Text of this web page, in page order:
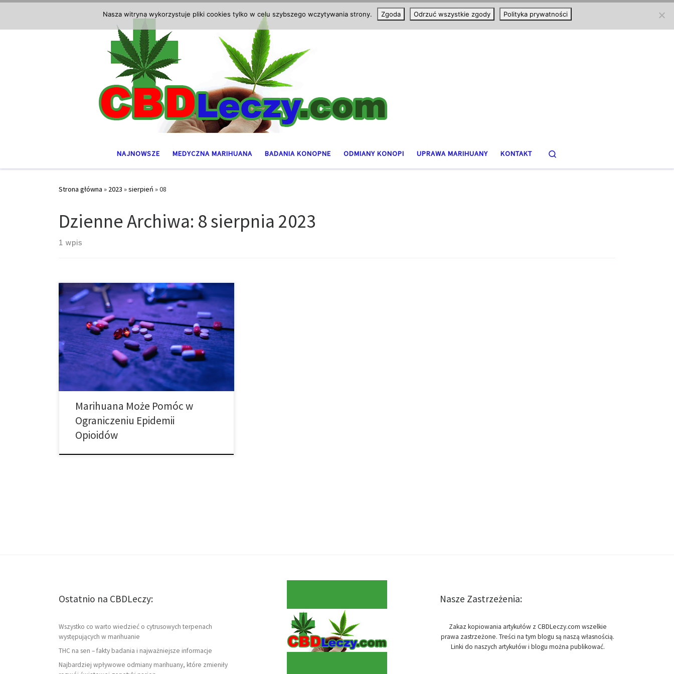
NAJNOWSZE MEDYCZNA MARIHUANA BADANIA KONOPNE ODMIANY KONOPI UPRAWA MARIHUANY KONTAKT
Strona główna » 2023 »sierpień »08
Dzienne Archiwa: 8 sierpnia 2023
1 wpis
Czy marihuana może pomóc w ograniczeniu epidemii
opioidów? W ciągu ostatnich kilku dekad
zaobserwowaliśmy wzrost używania opioidów i, co
ważniejsze, zgonów związanych z opioidami. Chociaż
badacze nie są w 100% pewni, co powoduje, że
więcej osób szuka tych substancji, niektórzy uważają,
że ma to związek z rosnącą liczbą recept na […]
Marihuana Może Pomóc w
Ograniczeniu Epidemii
Opioidów
Ostatnio na CBDLeczy:
Wszystko co warto wiedzieć o cytrusowych terpenach
występujących w marihuanie
THC na sen – fakty badania i najważniejsze informacje
Najbardziej wpływowe odmiany marihuany, które zmieniły
Nasze Zastrzeżenia:
Zakaz kopiowania artykułów z CBDLeczy.com wszelkie
prawa zastrzeżone. Treści na tym blogu są naszą własnością.
Linki do naszych artykułów i blogu można publikować.
Nasza witryna wykorzystuje pliki cookies tylko w celu szybszego wczytywania strony. Zgoda Odrzuć wszystkie zgody Polityka prywatności